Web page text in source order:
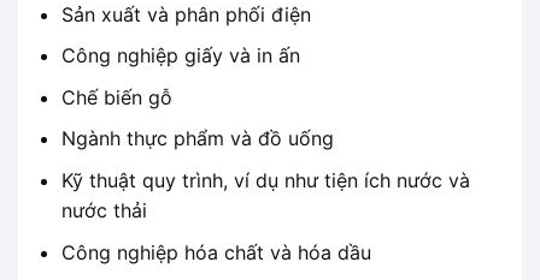
Sản xuất và phân phối điện
Công nghiệp giấy và in ấn
Chế biến gỗ
Ngành thực phẩm và đồ uống
Kỹ thuật quy trình, ví dụ như tiện ích nước và
nước thải
Công nghiệp hóa chất và hóa dầu